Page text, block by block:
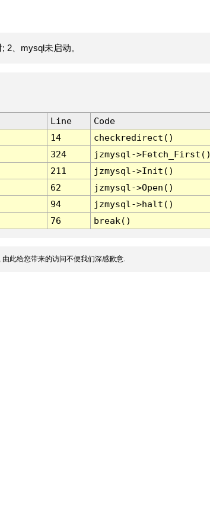
2、mysql未启动。
Line
Code
14
checkredirect()
324
jzmysql-
211
jzmysql->Init()
62
jzmysql->Open()
94
jzmysql->halt()
76 break()
此给您带来的访问不便我们深感歉意.